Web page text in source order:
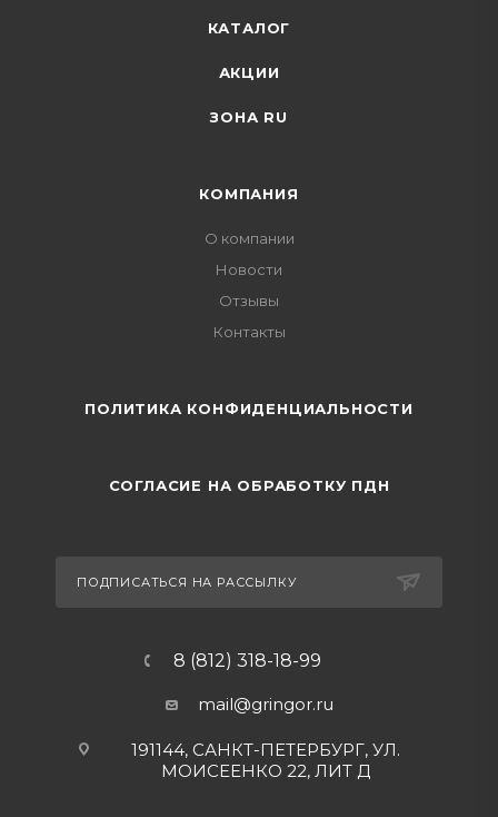
КАТАЛОГ
АКЦИИ
ЗОНА RU
КОМПАНИЯ
О компании
Новости
Отзывы
Контакты
ПОЛИТИКА КОНФИДЕНЦИАЛЬНОСТИ
СОГЛАСИЕ НА ОБРАБОТКУ ПДН
ПОДПИСАТЬСЯ НА РАССЫЛКУ
8 (812) 318-18-99
mail@gringor.ru
191144, САНКТ-ПЕТЕРБУРГ, УЛ.
МОИСЕЕНКО 22, ЛИТ Д